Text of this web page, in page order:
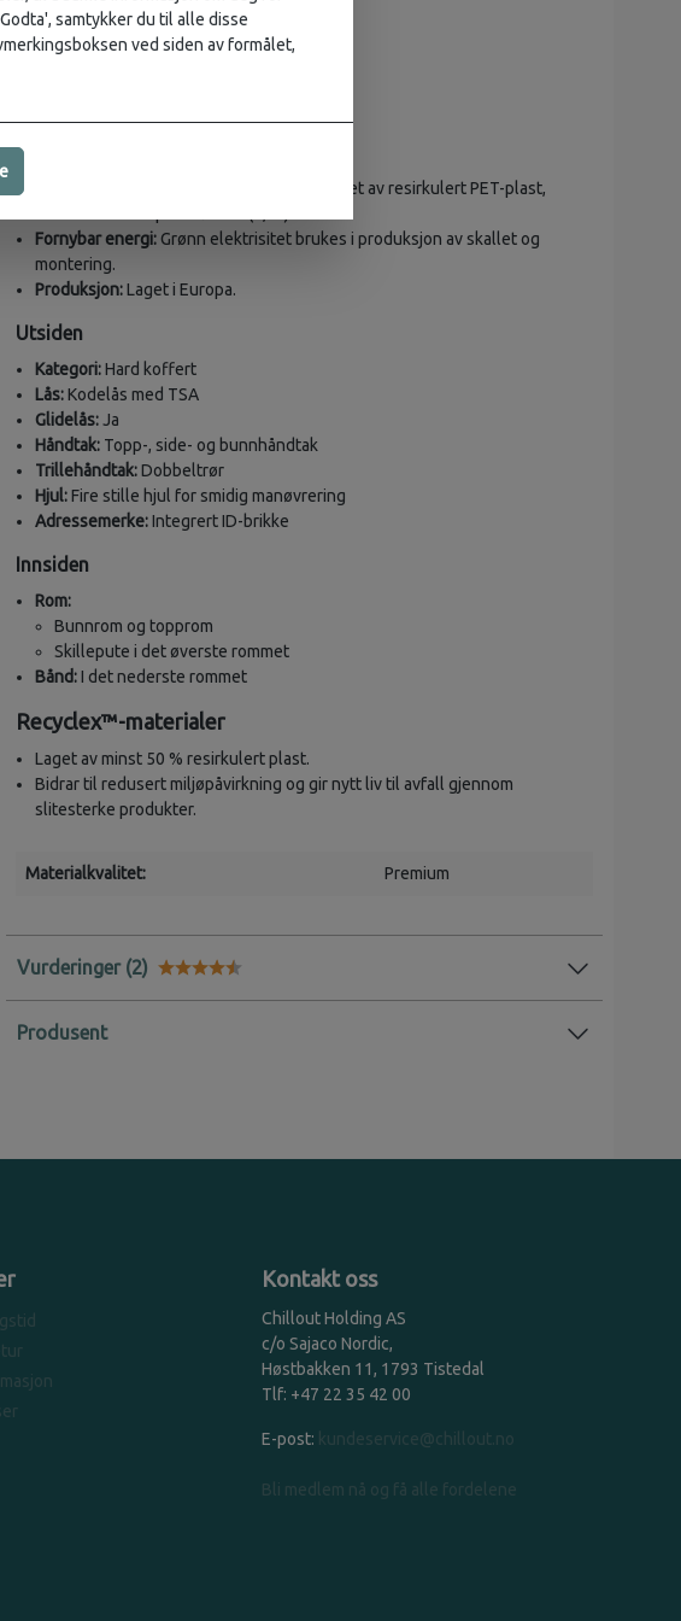
144 L
Gjennomsnittlig pakningsvekt:
Over 25 kg
Vekt:
Bærekraftskriterier
100 % av vekten til logo-foringen er laget av resirkulert PET-plast,
Fornybar energi:Grønn elektrisitet brukes i produksjon av skallet og
montering.
Produksjon:Laget i Europa.
Utsiden
Kategori:Hard koffert
Lås:Kodelås med TSA
Glidelås:Ja
Håndtak:Topp-, side- og bunnhåndtak
Trillehåndtak:Dobbeltrør
Hjul:Fire stille hjul for smidig manøvrering
Adressemerke:Integrert ID-brikke
Innsiden
Rom:
Bunnrom og topprom
Skillepute i det øverste rommet
Bånd:I det nederste rommet
Recyclex™-materialer
Laget av minst 50 % resirkulert plast.
Bidrar til redusert miljøpåvirkning og gir nytt liv til avfall gjennom
slitesterke produkter.
Materialkvalitet: Premium
Vurderinger
Produsent
Kontakt oss
Chillout Holding AS
c/o Sajaco Nordic,
Høstbakken 11, 1793 Tistedal
Tlf: +47 22 35 42 00
E-post: kundeservice@chillout.no
Bli medlem nå og få alle fordelene
samtykker du til alle disse
ved siden av formålet,